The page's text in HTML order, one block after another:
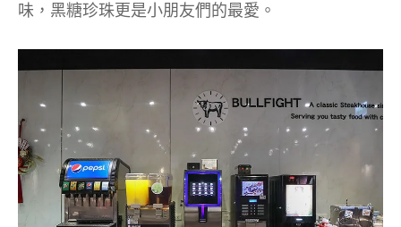
味，黑糖珍珠更是小朋友們的最愛。